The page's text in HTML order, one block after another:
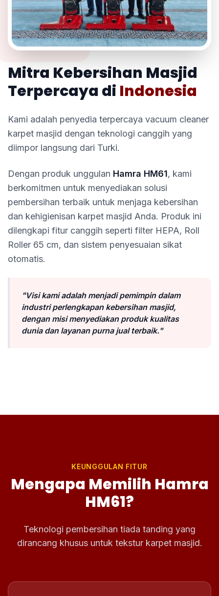
Mitra Kebersihan Masjid
Terpercaya di Indonesia
Kami adalah penyedia terpercaya vacuum cleaner
karpet masjid dengan teknologi canggih yang
diimpor langsung dari Turki.
Dengan produk unggulan Hamra HM61, kami
berkomitmen untuk menyediakan solusi
pembersihan terbaik untuk menjaga kebersihan
dan kehigienisan karpet masjid Anda. Produk ini
dilengkapi fitur canggih seperti filter HEPA, Roll
Roller 65 cm, dan sistem penyesuaian sikat
otomatis.
"Visi kami adalah menjadi pemimpin dalam
industri perlengkapan kebersihan masjid,
dengan misi menyediakan produk kualitas
dunia dan layanan purna jual terbaik."
KEUNGGULAN FITUR
Mengapa Memilih Hamra
HM61?
Teknologi pembersihan tiada tanding yang
dirancang khusus untuk tekstur karpet masjid.